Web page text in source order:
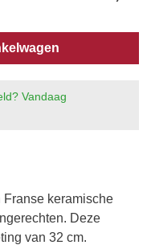
Vandaag
keramische
Deze
van 32 cm.